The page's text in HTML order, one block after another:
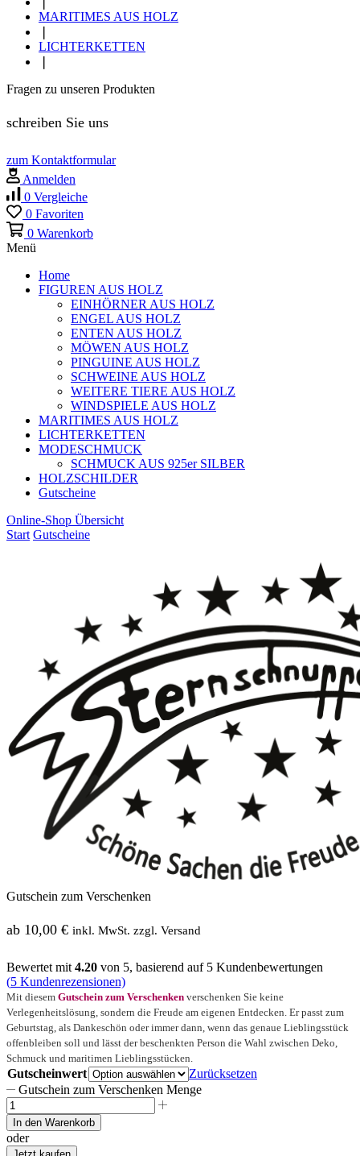
MARITIMES AUS HOLZ
LICHTERKETTEN
Fragen zu unseren Produkten
schreiben Sie uns
zum Kontaktformular
Anmelden
0 Vergleiche
0 Favoriten
0 Warenkorb
Menü
Home
FIGUREN AUS HOLZ
EINHÖRNER AUS HOLZ
ENGEL AUS HOLZ
ENTEN AUS HOLZ
MÖWEN AUS HOLZ
PINGUINE AUS HOLZ
SCHWEINE AUS HOLZ
WEITERE TIERE AUS HOLZ
WINDSPIELE AUS HOLZ
MARITIMES AUS HOLZ
LICHTERKETTEN
MODESCHMUCK
SCHMUCK AUS 925er SILBER
HOLZSCHILDER
Gutscheine
Online-Shop Übersicht
Start Gutscheine
Gutschein zum Verschenken
ab 10,00 € inkl. MwSt. zzgl. Versand
Bewertet mit 4.20 von 5, basierend auf 5 Kundenbewertungen
(5 Kundenrezensionen)
Mit diesem Gutschein zum Verschenken verschenken Sie keine
Verlegenheitslösung, sondern die Freude am eigenen Entdecken. Er passt zum
Geburtstag, als Dankeschön oder immer dann, wenn das genaue Lieblingsstück
offenbleiben soll und lässt der beschenkten Person die Wahl zwischen Deko,
Schmuck und maritimen Lieblingsstücken.
Gutscheinwert
Zurücksetzen
Gutschein zum Verschenken Menge
In den Warenkorb
oder